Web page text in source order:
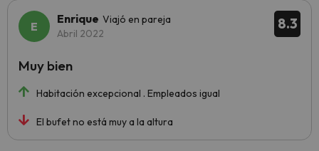
8.3
Enrique Viajó en pareja
Abril 2022
Habitación excepcional . Empleados igual
El bufet no está muy a la altura
Muy bien